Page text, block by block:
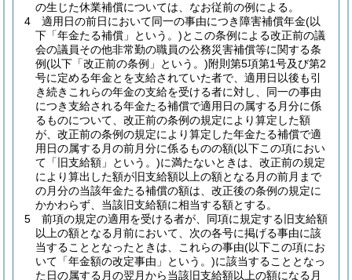
の生じた休業補償については、なお従前の例による。
4
適用日の前日において同一の事由につき障害補償年金(以
下「年金たる補償」という。)とこの条例による改正前の議
会の議員その他非常勤の職員の公務災害補償等に関する条
例(以下「改正前の条例」という。)附則第5項第1号及び第2
号に定める年金とを支給されていた者で、適用日以後も引
き続きこれらの年金の支給を受ける者に対し、同一の事由
につき支給される年金たる補償で適用日の属する月分に係
るものについて、改正前の条例の規定により算定した額
が、改正前の条例の規定により算定した年金たる補償で適
用日の属する月の前月分に係るものの額(以下この項におい
て「旧支給額」という。)に満たないときは、改正前の規定
により算出した額が旧支給額以上の額となる月の前月まで
の月分の当該年金たる補償の額は、改正後の条例の規定に
かかわらず、当該旧支給額に相当する額とする。
5
前項の規定の適用を受ける者が、同項に規定する旧支給額
以上の額となる月前において、次の各号に掲げる事由に該
当することとなったときは、これらの事由(以下この項にお
いて「年金額の改定事由」という。)に該当することとなっ
た日の属する月の翌月から当該旧支給額以上の額になる月